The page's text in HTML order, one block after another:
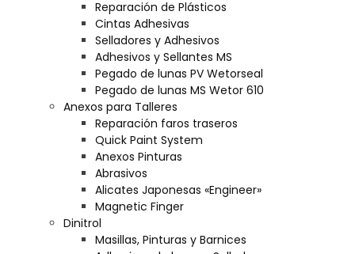
Reparación de Plásticos
Cintas Adhesivas
Selladores y Adhesivos
Adhesivos y Sellantes MS
Pegado de lunas PV Wetorseal
Pegado de lunas MS Wetor 610
Anexos para Talleres
Reparación faros traseros
Quick Paint System
Anexos Pinturas
Abrasivos
Alicates Japonesas «Engineer»
Magnetic Finger
Dinitrol
Masillas, Pinturas y Barnices